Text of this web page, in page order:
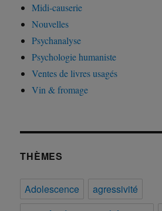
Midi-causerie
Nouvelles
Psychanalyse
Psychologie humaniste
Ventes de livres usagés
Vin & fromage
THÈMES
Adolescence
agressivité